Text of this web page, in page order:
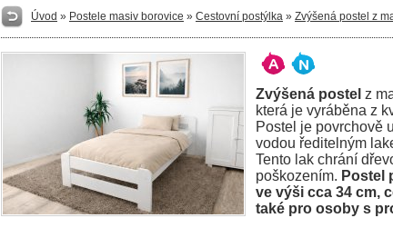
Úvod » Postele masiv borovice » Cestovní postýlka » Zvýšená postel z
Zvýšená postel z
která je vyráběna z
Postel je povrchově
vodou ředitelným
Tento lak chrání
poškozením. Postel
ve výši cca 34 cm,
také pro osoby s